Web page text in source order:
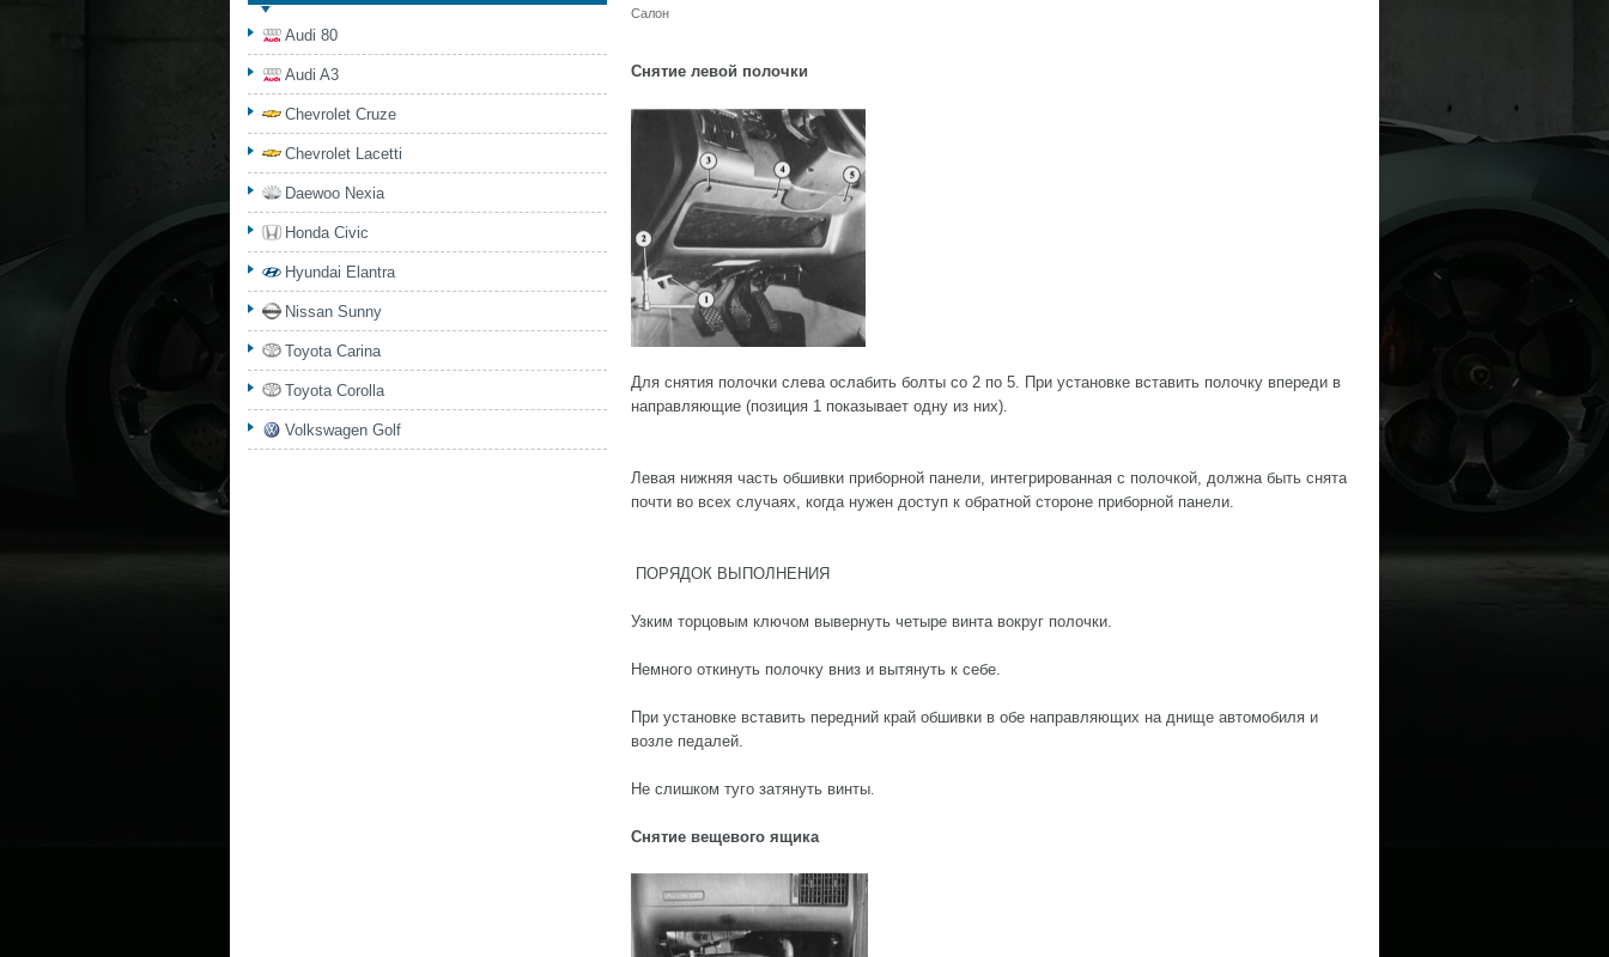
Салон
Снятие левой полочки
Для снятия полочки слева ослабить болты со 2 по 5. При установке вставить полочку впереди в
направляющие (позиция 1 показывает одну из них).
Левая нижняя часть обшивки приборной панели, интегрированная с полочкой, должна быть снята
почти во всех случаях, когда нужен доступ к обратной стороне приборной панели.
ПОРЯДОК ВЫПОЛНЕНИЯ
Узким торцовым ключом вывернуть четыре винта вокруг полочки.
Немного откинуть полочку вниз и вытянуть к себе.
При установке вставить передний край обшивки в обе направляющих на днище автомобиля и
возле педалей.
Не слишком туго затянуть винты.
Снятие вещевого ящика
Audi 80
Audi A3
Chevrolet Cruze
Chevrolet Lacetti
Daewoo Nexia
Honda Civic
Hyundai Elantra
Nissan Sunny
Toyota Carina
Toyota Corolla
Volkswagen Golf